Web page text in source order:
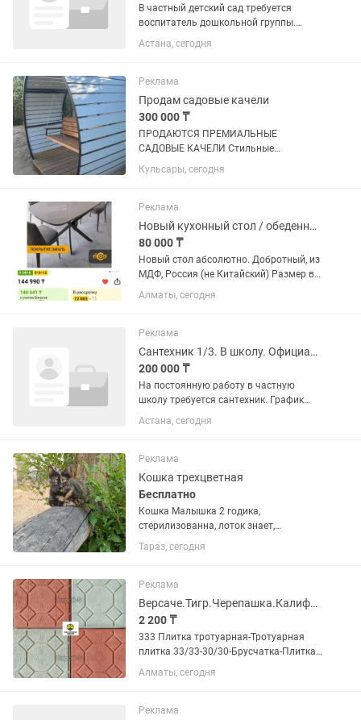
В частный детский сад требуется
воспитатель дошкольной группы.
Требуется и в русскую группу и в
казахскую группу. Прошу читать
звонить.!!️!!️!!️ Важно не пишите в...
Астана, сегодня
Реклама
Продам садовые качели
300 000 ₸
ПРОДАЮТСЯ ПРЕМИАЛЬНЫЕ
САДОВЫЕ КАЧЕЛИ Стильные
современные качели с облицовкой из
Trespa — идеальное решение для
кафе или гостиницы. ✅ Прочный
металлический каркас...
Кульсары, сегодня
Реклама
Новый кухонный стол / обеденный стол
80 000 ₸
Новый стол абсолютно. Добротный, из
МДФ, Россия (не Китайский) Размер в
сложенном виде 110 на 75. В
разложенном 147 на 75. Очень
Купили, собрали, а оказалось,...
Алматы, сегодня
Реклама
Сантехник 1/3. В школу. Официально. Питание. Развозка.
200 000 ₸
На постоянную работу в частную
школу требуется сантехник. График
суточный 1/3. С 8.00 до 8.00. Смены в
июле: 16-20-24 итд. Можете по
смены будут...
Астана, сегодня
Реклама
Кошка трехцветная
Бесплатно
Кошка Малышка 2 годика,
стерилизованна, лоток знает,
полусиамка, дружна с кошками
любыми, детей боится, встречает и
находится рядом, на руках не сидит, но
об ноги...
Тараз, сегодня
Реклама
Версаче.Тигр.Черепашка.Калифорния. Плитка тротуарная. Брусчатка.
2 200 ₸
333 Плитка тротуарная-Тротуарная
плитка 33/33-30/30-Брусчатка-Плитка
тротуарная Если Вы не дозвонились,
пожалуйста, напишите нам, мы
Алматы, сегодня
Реклама